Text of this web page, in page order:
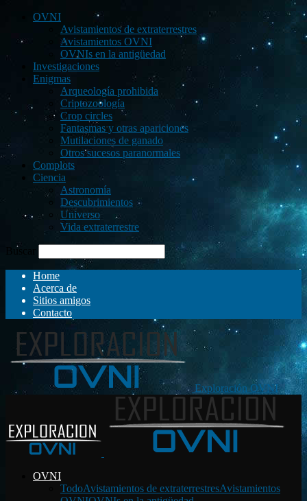
OVNI
Avistamientos de extraterrestres
Avistamientos OVNI
OVNIs en la antigüedad
Investigaciones
Enigmas
Arqueología prohibida
Criptozoología
Crop circles
Fantasmas y otras apariciones
Mutilaciones de ganado
Otros sucesos paranormales
Complots
Ciencia
Astronomía
Descubrimientos
Universo
Vida extraterrestre
Buscar
Home
Acerca de
Sitios amigos
Contacto
Exploración OVNI
OVNI
TodoAvistamientos de extraterrestresAvistamientos